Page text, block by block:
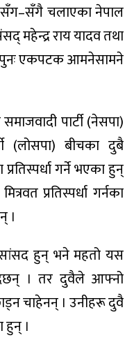
चलाएका नेपाल
महेन्द्र राय यादव तथा
पुनः एकपटक आमनेसामने
पार्टी (नेसपा)
(लोसपा) बीचका दुबै
गर्ने भएका हुन्
प्रतिस्पर्धा गर्नका
।
सांसद हुन् भने महतो यस
। तर दुवैले आफ्नो
चाहेनन् । उनीहरू दुवै
हुन् ।